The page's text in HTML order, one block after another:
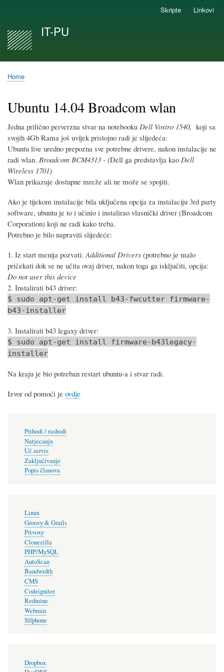
Skripte Linkovi
IT-PU
Breadcrumb
Home
Ubuntu 14.04 Broadcom wlan
Jedna prilično perverzna stvar na notebooku Dell Vostro 1540, koji sa
svojih 4Gb Rama još uvijek pristojno radi je slijedeća:
Ubuntu live uredno prepozna sve potrebne drivere, nakon instalacije ne
radi wlan. Broadcom BCM4313 - (Dell ga predstavlja kao Dell
Wireless 1701)
Wlan prikazuje dostupne mreže ali ne može se spojiti.
Ako je tijekom instalacije bila uključena opcija za instalaciju 3rd party
software, ubuntu je to i učinio i instalirao vlasnički driver (Broadcom
Corporation) koji ne radi kako treba.
Potrebno je bilo napraviti slijedeće:
1. Iz start menija pozvati: Additional Drivers (potrebno je malo
pričekati dok se ne učita ovaj driver, nakon toga ga isključiti, opcija:
Do not user this device
2. Instalirati b43 driver:
$ sudo apt-get install b43-fwcutter firmware-
b43-installer
3. Instalirati b43 legaxy driver:
$ sudo apt-get install firmware-b43legacy-
installer
Na kraju je bio potreban restart ubuntu-a i stvar radi.
Izvor od pomoći je ovdje
Prihodi / rashodi
Natjecanja
Uč.servis
Zaključivanje
Popis članova
Linux
Groovy & Grails
Privoxy
Clonezilla
PHP/MySQL
AutoScan
Bandwidth
CMS
Codeigniter
Redmine
Webmin
Slfphone
Dropbox